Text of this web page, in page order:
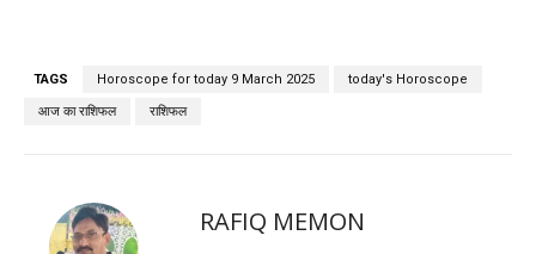
TAGS Horoscope for today 9 March 2025 today's Horoscope
आज का राशिफल राशिफल
RAFIQ MEMON